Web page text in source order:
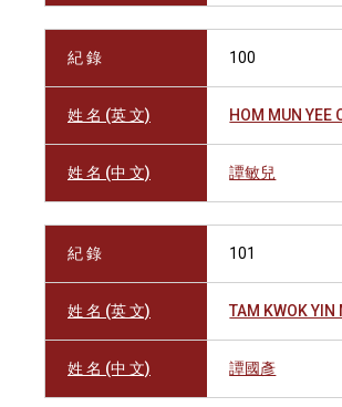
紀 錄 100
姓 名 (英 文) HOM MUN YEE
姓 名 (中 文) 譚敏兒
紀 錄 101
姓 名 (英 文) TAM KWOK YIN
姓 名 (中 文) 譚國彥